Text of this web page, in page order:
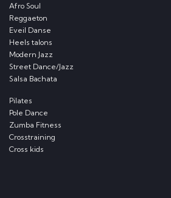
Afro Soul
Reggaeton
Eveil Danse
Heels talons
Modern Jazz
Street Dance/Jazz
Salsa Bachata
Pilates
Pole Dance
Zumba Fitness
Crosstraining
Cross kids